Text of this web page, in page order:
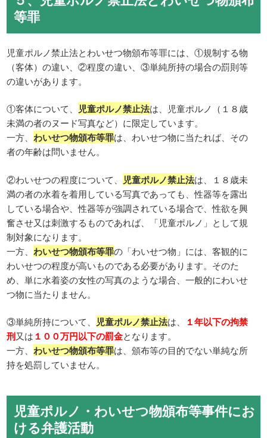
等罪
児童ポルノ禁止法とわいせつ物頒布等罪には、①規制する物
（客体）の違い、②程度の違い、③単純所持の場合の罰則等
の違いがあります。
①客体について、 児童ポルノ禁止法は、児童ポルノ（１８歳
未満の者のヌード写真など）に限定しています。
一方、わいせつ物頒布等罪は、わいせつ物に当たれば、その
者の年齢は問いません。
②わいせつの程度について、 児童ポルノ禁止法は、１８歳未
満の者の水着を着用している写真であっても、性器等を露出
している場合や、性器等が強調されている場合で、性欲を興
奮させ又は刺激するものであれば、「児童ポルノ」として規
制対象になります。
一方、わいせつ物頒布等罪の「わいせつ物」には、客観的に
わいせつの程度が高いものである必要があります。そのた
め、単に水着姿の女性の写真のような場合、一般的にわいせ
つ物に当たりません。
③単純所持について、 児童ポルノ禁止法は、
１年以下の拘禁
刑又は１００万円以下の罰金となります。
一方、わいせつ物頒布等罪は、頒布等の目的でない単純な所
持を処罰していません。
児童ポルノ・わいせつ物頒布等事件にお
ける弁護活動